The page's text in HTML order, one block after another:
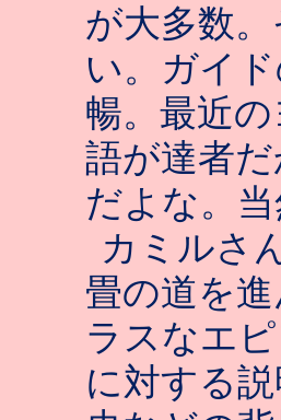
が大多数
い。ガイ
暢。最近
語が達者
だよな。
カミルさ
畳の道を
ラスなエ
に対する